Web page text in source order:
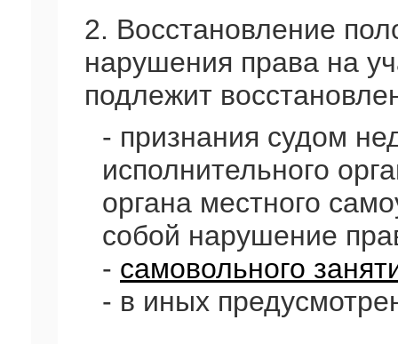
2. Восстановление
нарушения права на
подлежит
- признания судом
исполнительного
органа местного
собой нарушение
- самовольного
- в иных